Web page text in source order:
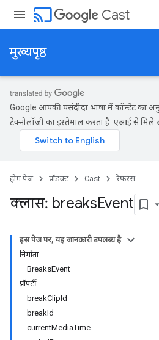
cast Cast
मुख्यपृष्ठ
Google आपकी पसंदीदा भाषा में कॉन्टेंट का
टेक्नोलॉजी का इस्तेमाल करता है. एआई से मिले
होम पेज प्रॉडक्ट Cast रेफ़रंस
क्लास: breaksEvent
इस पेज पर, यह जानकारी उपलब्ध है
निर्माता
BreaksEvent
प्रॉपर्टी
breakClipId
breakId
currentMediaTime